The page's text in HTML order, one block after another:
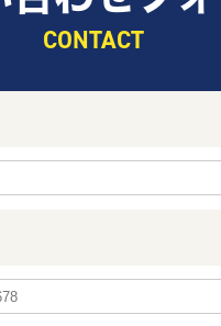
CONTACT